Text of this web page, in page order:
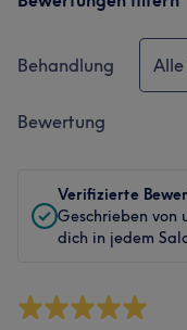
Behandlung
Bewertung
Verifizierte
Geschrieben von
dich in jedem